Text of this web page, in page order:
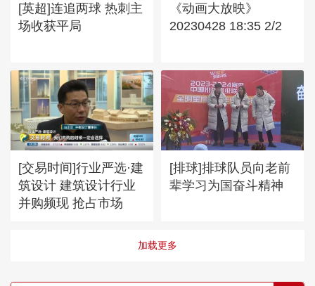
[英超]连追两球 热刺主
场收获平局
《动画大放映》
20230428 18:35 2/2
[交易时间]行业严选·建
筑设计 建筑设计行业
并购频现 抢占市场
[排球]排球队员向老前
辈学习为国奋斗精神
加载更多